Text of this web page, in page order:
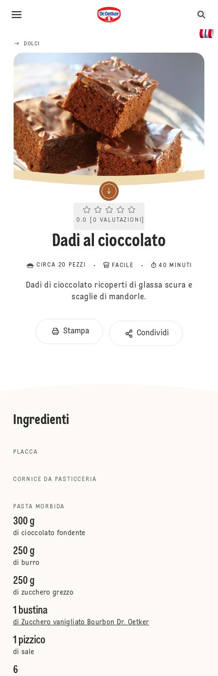
DOLCI
Current rating 0.0. Click to rate.
0.0 0 VALUTAZIONI
Dadi al cioccolato
CIRCA 20 PEZZI FACILE 40 MINUTI
Dadi di cioccolato ricoperti di glassa scura e
scaglie di mandorle.
Stampa Condividi
Ingredienti
PLACCA
CORNICE DA PASTICCERIA
PASTA MORBIDA
300 g
di cioccolato fondente
250 g
di burro
250 g
di zucchero grezzo
1 bustina
di Zucchero vanigliato Bourbon Dr. Oetker
1 pizzico
di sale
6